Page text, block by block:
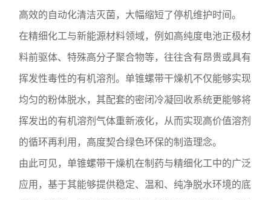
高效的自动化清洁灭菌，大幅缩短了停机维护时间。
在精细化工与新能源材料领域，例如高纯度电池正极材
料前驱体、特殊高分子聚合物等，往往含有昂贵或具有
挥发性毒性的有机溶剂。单锥螺带干燥机不仅能够实现
均匀的粉体脱水，其配套的密闭冷凝回收系统更能够将
挥发出的有机溶剂气体重新液化，从而实现高价值溶剂
的循环再利用，高度契合绿色环保的制造理念。
由此可见，单锥螺带干燥机在制药与精细化工中的广泛
应用，基于其能够提供稳定、温和、纯净脱水环境的底